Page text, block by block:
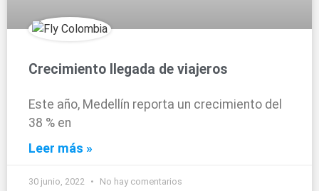
Crecimiento llegada de viajeros
Este año, Medellín reporta un crecimiento del
38 % en
Leer más »
30 junio, 2022 No hay comentarios